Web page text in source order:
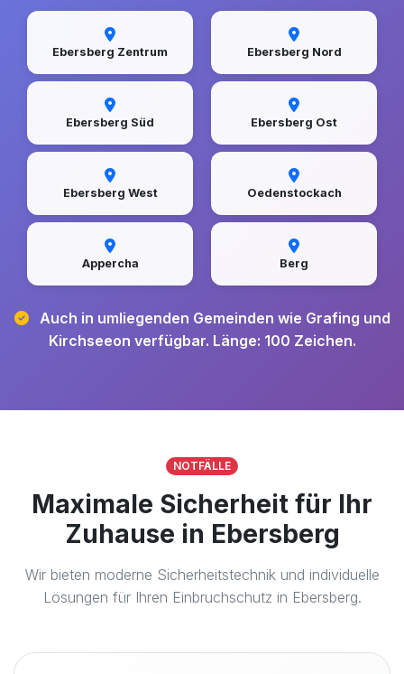
Ebersberg Zentrum Ebersberg Nord
Ebersberg Süd Ebersberg Ost
Ebersberg West Oedenstockach
Appercha Berg
Auch in umliegenden Gemeinden wie Grafing und
Kirchseeon verfügbar. Länge: 100 Zeichen.
NOTFÄLLE
Maximale Sicherheit für Ihr
Zuhause in Ebersberg
Wir bieten moderne Sicherheitstechnik und individuelle
Lösungen für Ihren Einbruchschutz in Ebersberg.